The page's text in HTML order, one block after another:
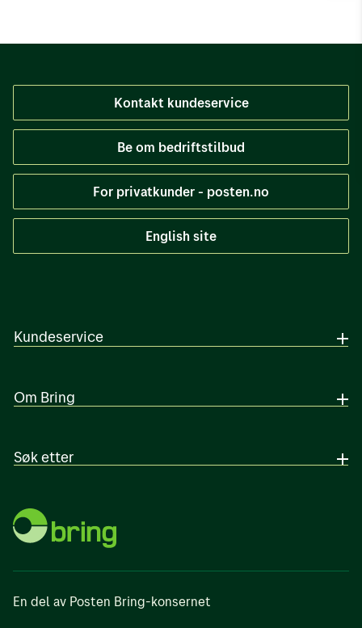
Kontakt kundeservice
Be om bedriftstilbud
For privatkunder - posten.no
English site
Kundeservice
Om Bring
Søk etter
En del av Posten Bring-konsernet